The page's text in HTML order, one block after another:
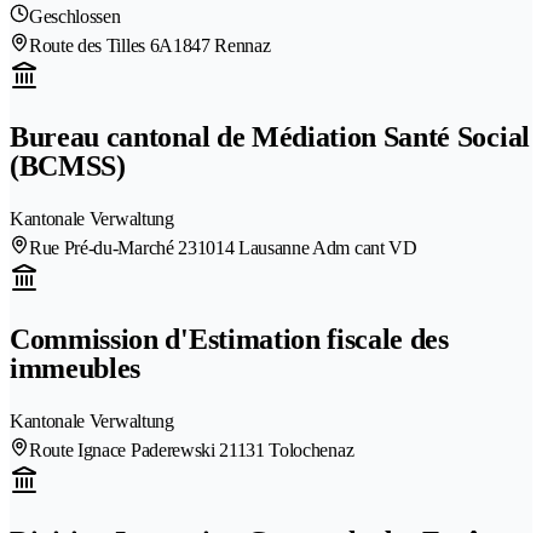
Geschlossen
Route des Tilles 6A1847 Rennaz
Bureau cantonal de Médiation Santé Social
(BCMSS)
Kantonale Verwaltung
Rue Pré-du-Marché 231014 Lausanne Adm cant VD
Commission d'Estimation fiscale des
immeubles
Kantonale Verwaltung
Route Ignace Paderewski 21131 Tolochenaz